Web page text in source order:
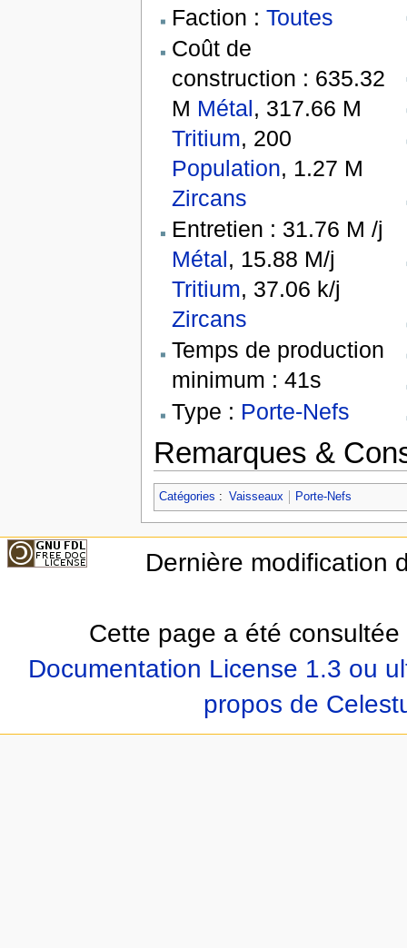
Faction : Toutes
Coût de
construction : 635.32
M Métal, 317.66 M
Tritium, 200
Population, 1.27 M
Zircans
Entretien : 31.76 M /j
Métal, 15.88 M/j
Tritium, 37.06 k/j
Zircans
Temps de production
minimum : 41s
Type : Porte-Nefs
Remarques &
Catégories : Vaisseaux Porte-Nefs
Dernière modification
Cette page a été
Documentation License 1.3 ou
propos de